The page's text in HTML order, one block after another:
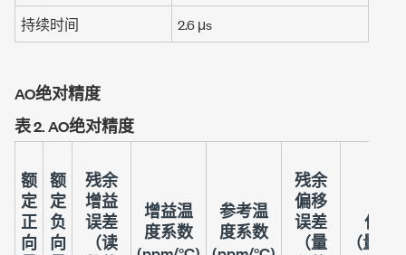
持续时间
2.6 μs
AO绝对精度
表 2.AO绝对精度
额
定
正
向
额
定
负
向
残余
增益
误差
（读
增益温
度系数
参考温
度系数
残余
偏移
误差
（量
偏移
（量程